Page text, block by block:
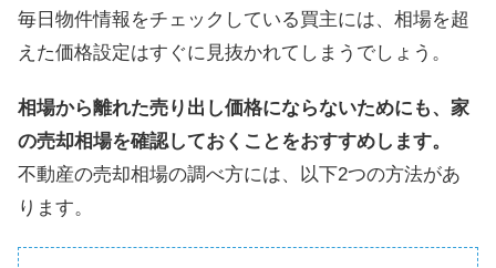
毎日物件情報をチェックしている買主には、相場を超
えた価格設定はすぐに見抜かれてしまうでしょう。
相場から離れた売り出し価格にならないためにも、家
の売却相場を確認しておくことをおすすめします。
不動産の売却相場の調べ方には、以下2つの方法があ
ります。